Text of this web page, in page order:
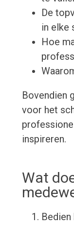
De
in elke
Hoe
Bovendien
voor het
inspireren.
Wat